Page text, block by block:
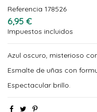
Referencia 178526
6,95 €
Impuestos incluidos
Azul oscuro, misterioso
Esmalte de uñas con
Espectacular brillo.